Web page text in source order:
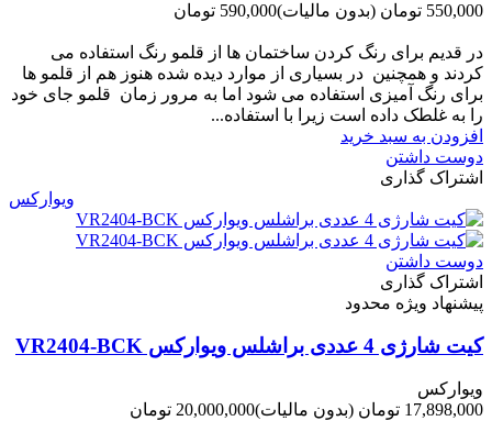
550,000 تومان (بدون مالیات)590,000 تومان
در قدیم برای رنگ کردن ساختمان ها از قلمو رنگ استفاده می
کردند و همچنین در بسیاری از موارد دیده شده هنوز هم از قلمو ها
برای رنگ آمیزی استفاده می شود اما به مرور زمان قلمو جای خود
را به غلطک داده است زیرا با استفاده...
افزودن به سبد خرید
دوست داشتن
اشتراک گذاری
ویوارکس
دوست داشتن
اشتراک گذاری
پیشنهاد ویژه محدود
کیت شارژی 4 عددی براشلس ویوارکس VR2404-BCK
ویوارکس
17,898,000 تومان
(بدون مالیات)20,000,000 تومان